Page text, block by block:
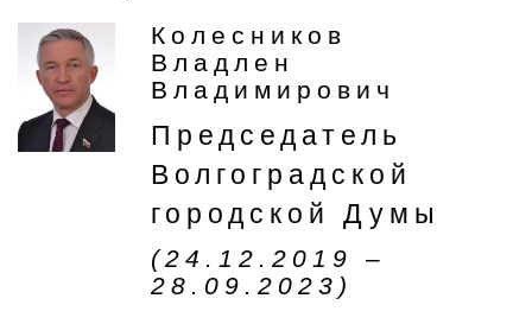
Колесников
Владлен
Владимирович
Председатель
Волгоградской
городской Думы
(24.12.2019 –
28.09.2023)